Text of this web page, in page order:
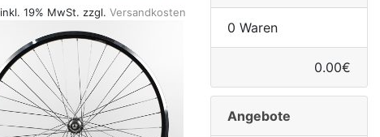
inkl. 19% MwSt. zzgl. Versandkosten
0 Waren
0.00€
Angebote